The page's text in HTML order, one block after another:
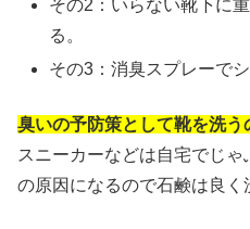
その2：いらない靴下に
る。
その3：消臭スプレーで
臭いの予防策として靴を洗う
スニーカーなどは自宅でじ
の原因になるので石鹸は良く